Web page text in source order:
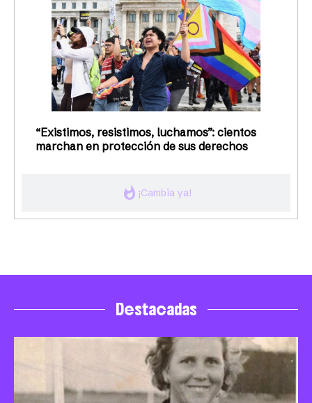
whatshot ¡Cambia ya!
“Existimos, resistimos, luchamos”: cientos
marchan en protección de sus derechos
Destacadas